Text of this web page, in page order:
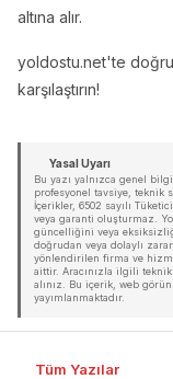
altına alır.
yoldostu.net'te
karşılaştırın!
Yasal Uyarı
Bu yazı yalnızca genel
profesyonel tavsiye, teknik
İçerikler, 6502 sayılı
veya garanti oluşturmaz.
güncelliğini veya
doğrudan veya dolaylı
yönlendirilen firma ve
aittir. Aracınızla ilgili
alınız. Bu içerik, web
yayımlanmaktadır.
Tüm Yazılar